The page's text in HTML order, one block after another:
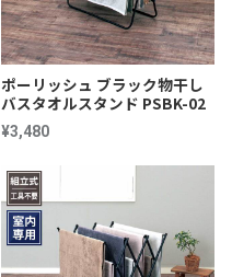
ポーリッシュ ブラック物干し
バスタオルスタンド PSBK-02
¥3,480